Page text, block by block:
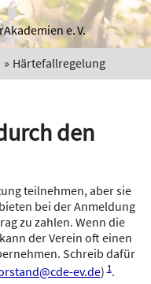
e. V.
Härtefallregelung
den
teilnehmen, aber sie
bei der Anmeldung
zu zahlen. Wenn die
der Verein oft einen
Schreib dafür
ev.de)1.